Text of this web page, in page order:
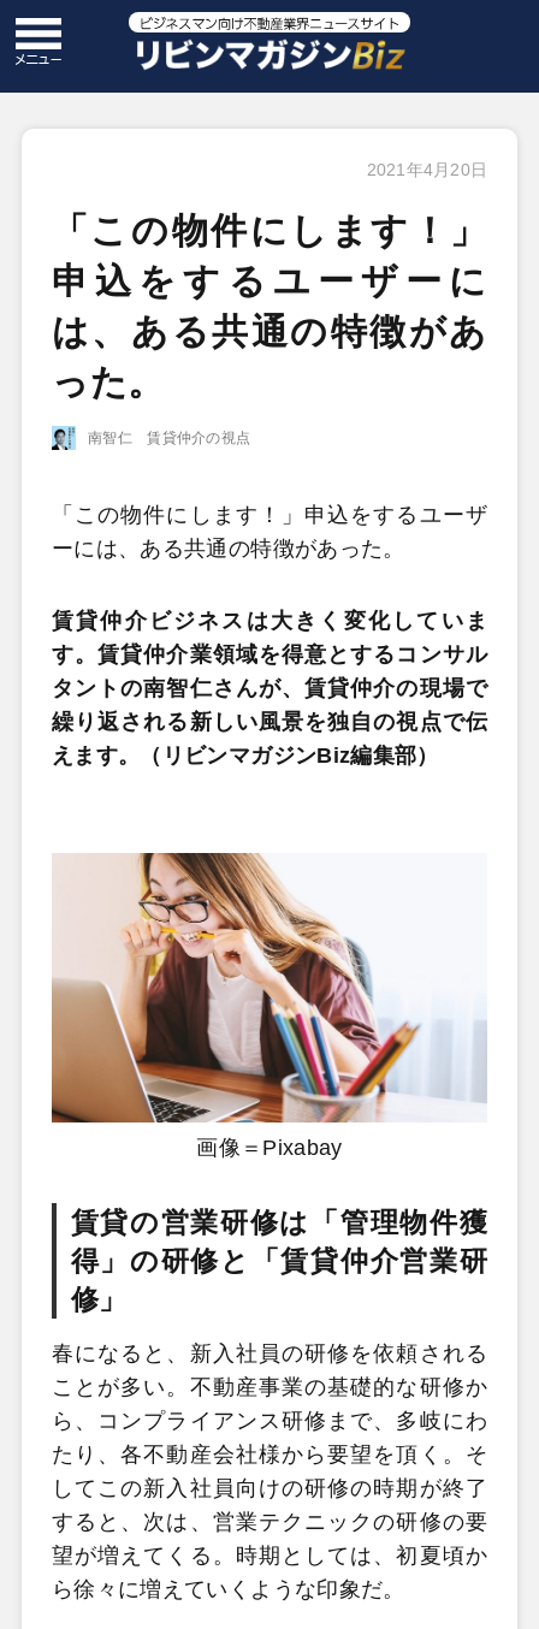
2021年4月20日
「この物件にします！」
申込をするユーザーに
は、ある共通の特徴があ
った。
南智仁 賃貸仲介の視点
「この物件にします！」申込をするユーザ
ーには、ある共通の特徴があった。
賃貸仲介ビジネスは大きく変化していま
す。賃貸仲介業領域を得意とするコンサル
タントの南智仁さんが、賃貸仲介の現場で
繰り返される新しい風景を独自の視点で伝
えます。（リビンマガジンBiz編集部）
画像＝Pixabay
賃貸の営業研修は「管理物件獲
得」の研修と「賃貸仲介営業研
修」
春になると、新入社員の研修を依頼される
ことが多い。不動産事業の基礎的な研修か
ら、コンプライアンス研修まで、多岐にわ
たり、各不動産会社様から要望を頂く。そ
してこの新入社員向けの研修の時期が終了
すると、次は、営業テクニックの研修の要
望が増えてくる。時期としては、初夏頃か
ら徐々に増えていくような印象だ。